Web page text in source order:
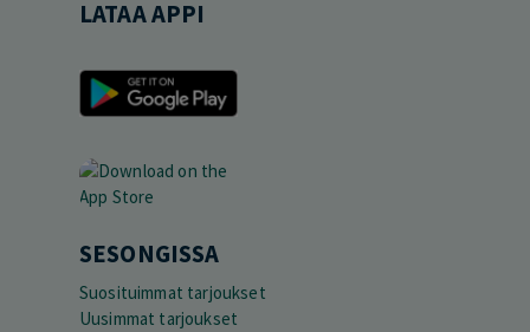
LATAA APPI
SESONGISSA
Suosituimmat tarjoukset
Uusimmat tarjoukset